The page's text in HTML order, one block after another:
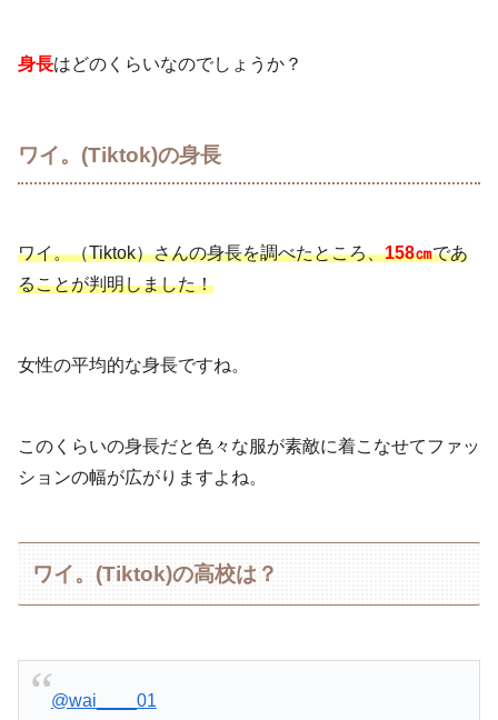
身長はどのくらいなのでしょうか？
ワイ。(Tiktok)の身長
ワイ。（Tiktok）さんの身長を調べたところ、158㎝であ
ることが判明しました！
女性の平均的な身長ですね。
このくらいの身長だと色々な服が素敵に着こなせてファッ
ションの幅が広がりますよね。
ワイ。(Tiktok)の高校は？
@wai____01